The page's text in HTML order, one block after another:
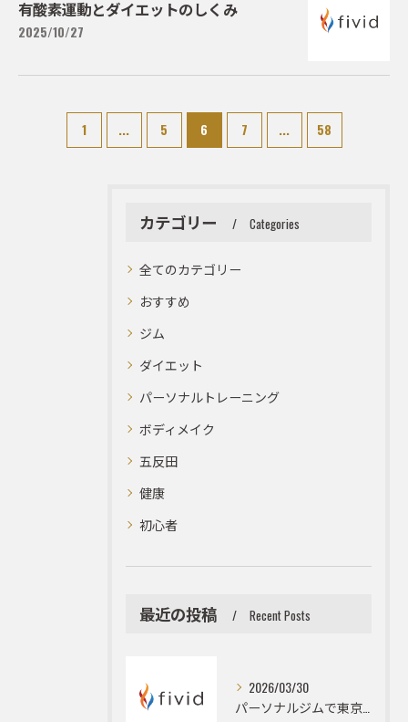
有酸素運動とダイエットのしくみ
2025/10/27
1 ... 5 6 7 ... 58
カテゴリー Categories
全てのカテゴリー
おすすめ
ジム
ダイエット
パーソナルトレーニング
ボディメイク
五反田
健康
初心者
最近の投稿 Recent Posts
2026/03/30